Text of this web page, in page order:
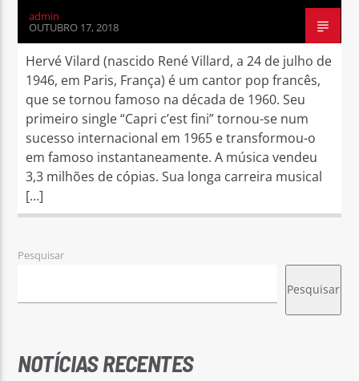
admin
OUTUBRO 17, 2018
Hervé Vilard (nascido René Villard, a 24 de julho de
1946, em Paris, França) é um cantor pop francês,
que se tornou famoso na década de 1960. Seu
primeiro single “Capri c’est fini” tornou-se num
sucesso internacional em 1965 e transformou-o
em famoso instantaneamente. A música vendeu
3,3 milhões de cópias. Sua longa carreira musical
[…]
Pesquisar
Pesquisar
NOTÍCIAS RECENTES